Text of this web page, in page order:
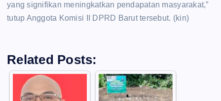
yang signifikan meningkatkan pendapatan masyarakat,”
tutup Anggota Komisi II DPRD Barut tersebut. (kin)
Related Posts: